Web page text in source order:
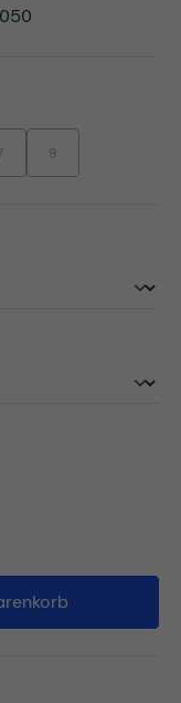
nicht verfügbar.)
ist zurzeit nicht verfügbar.)
(Diese Option ist zurzeit nicht
9(Diese Option ist